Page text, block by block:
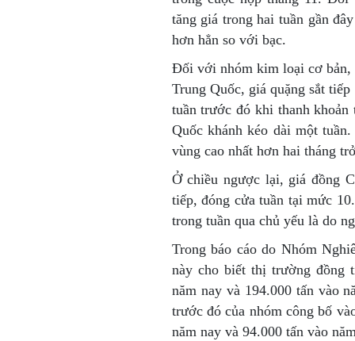
tăng giá trong hai tuần gần
hơn hẳn so với bạc.
Đối với nhóm kim loại cơ bản,
Trung Quốc, giá quặng sắt
tuần trước đó khi thanh
Quốc khánh kéo dài một
vùng cao nhất hơn hai tháng
Ở chiều ngược lại, giá đồng
tiếp, đóng cửa tuần tại mức
trong tuần qua chủ yếu là do
Trong báo cáo do Nhóm
này cho biết thị trường đồng
năm nay và 194.000 tấn vào
trước đó của nhóm công bố
năm nay và 94.000 tấn vào